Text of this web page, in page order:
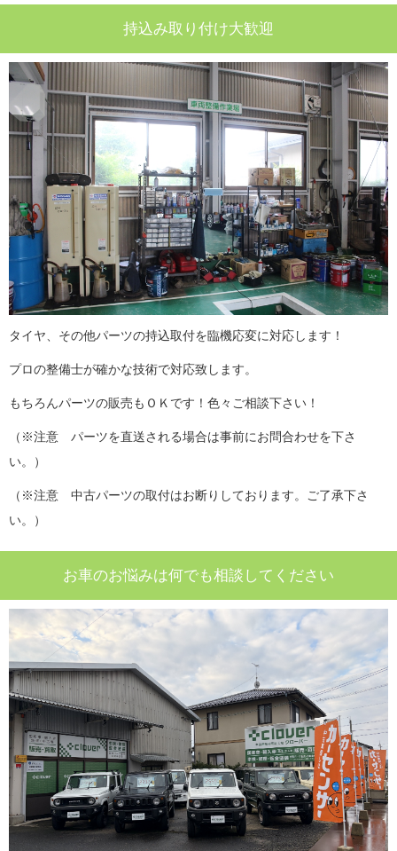
持込み取り付け大歓迎
タイヤ、その他パーツの持込取付を臨機応変に対応します！
プロの整備士が確かな技術で対応致します。
もちろんパーツの販売もＯＫです！色々ご相談下さい！
（※注意 パーツを直送される場合は事前にお問合わせを下さ
い。）
（※注意 中古パーツの取付はお断りしております。ご了承下さ
い。）
お車のお悩みは何でも相談してください